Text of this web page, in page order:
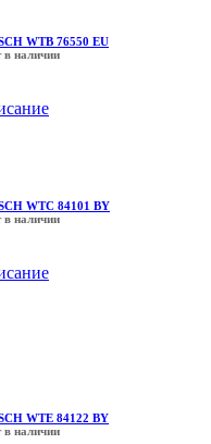
WTB 76550 EU
в наличии
WTC 84101 BY
в наличии
WTE 84122 BY
в наличии